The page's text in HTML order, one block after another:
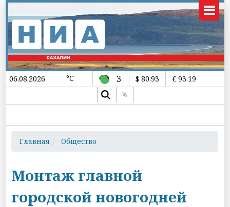
06.08.2026 °C 3 $ 80.93 € 93.19
Главная Общество
Монтаж главной
городской новогодней